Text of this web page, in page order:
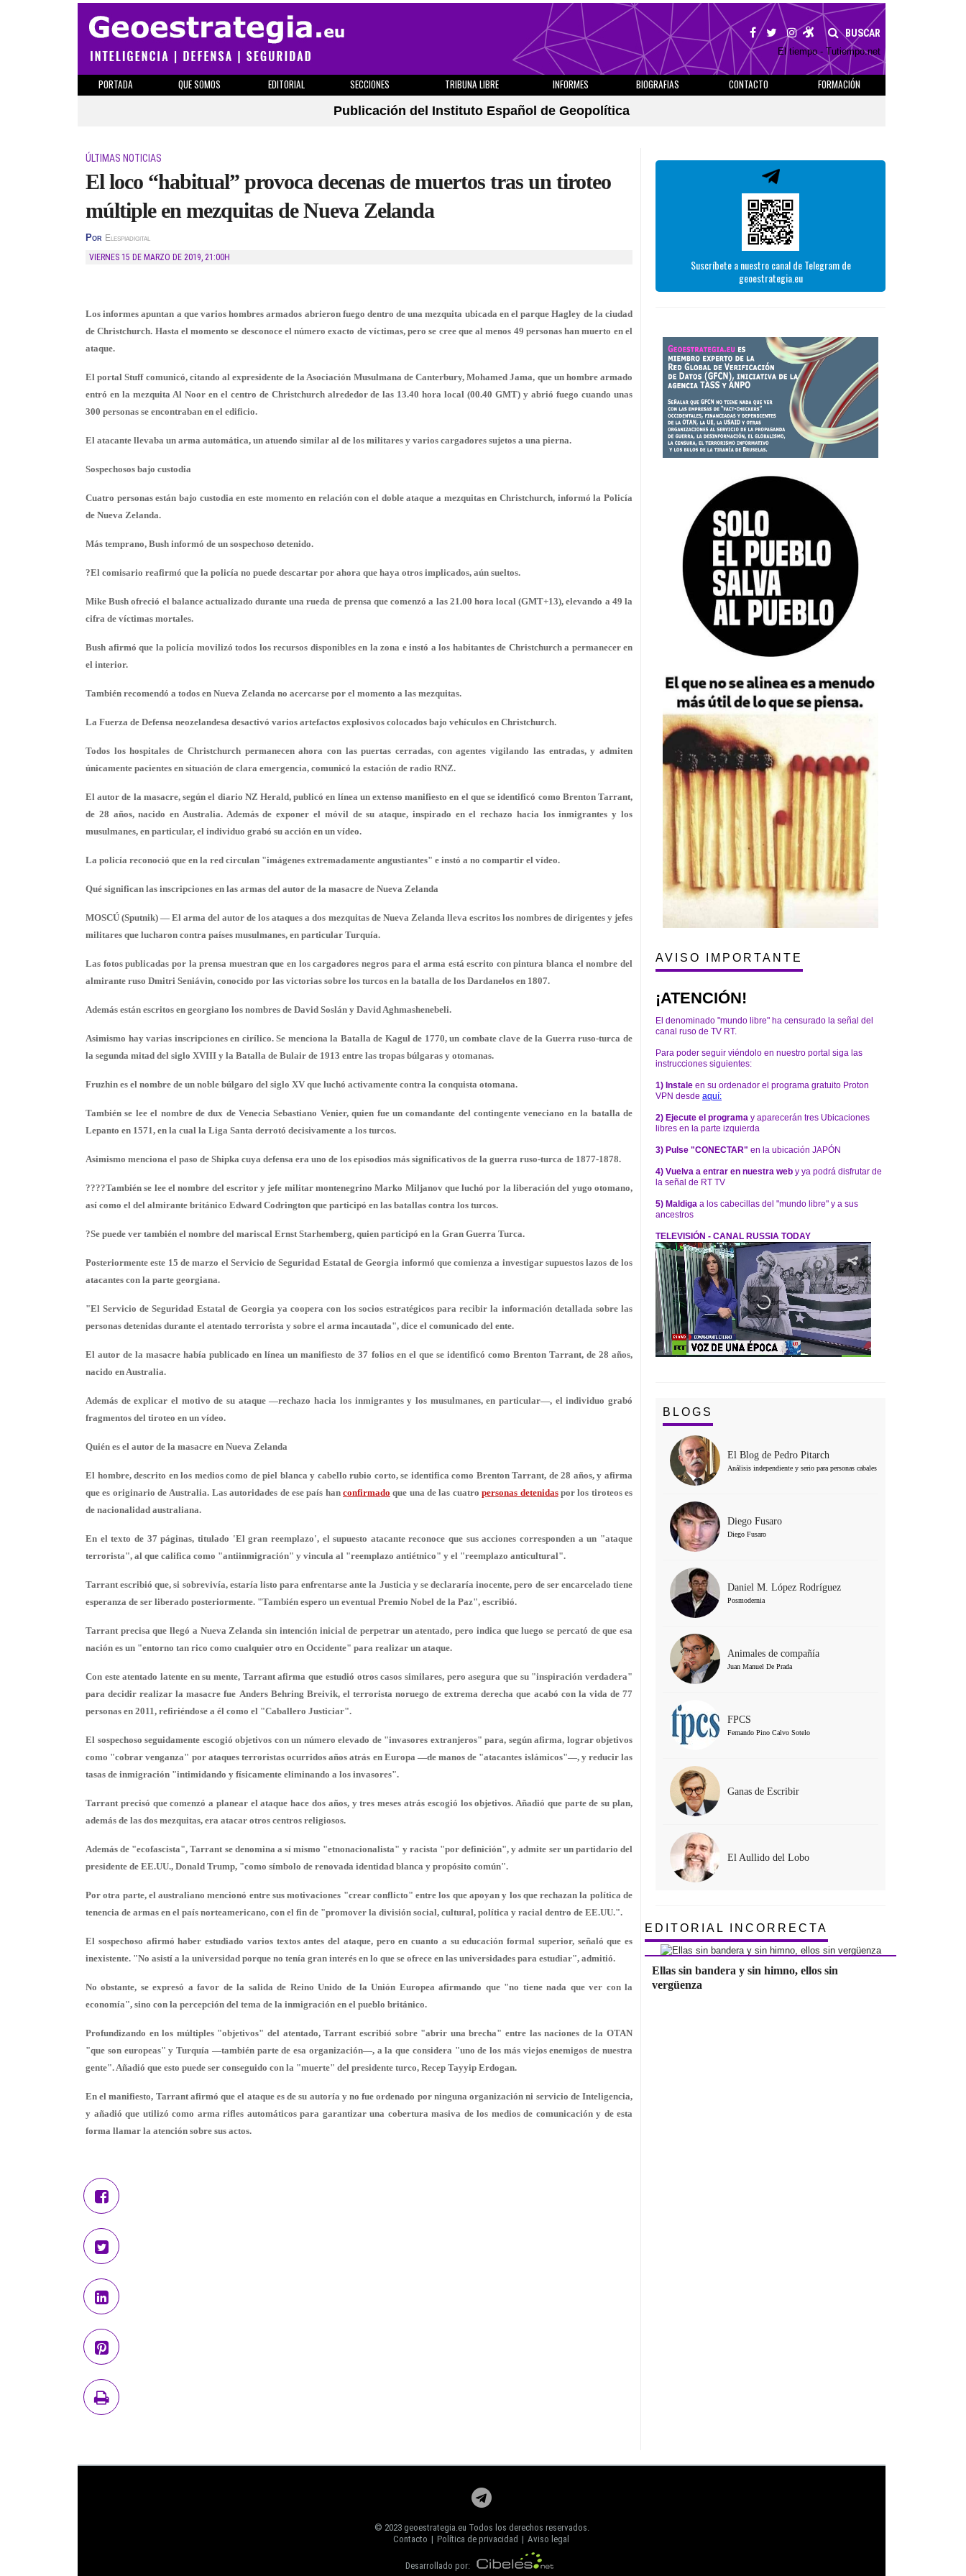
BUSCAR
El tiempo - Tutiempo.net
PORTADA QUE SOMOS EDITORIAL SECCIONES TRIBUNA LIBRE INFORMES BIOGRAFIAS CONTACTO
FORMACIÓN
Publicación del Instituto Español de Geopolítica
ÚLTIMAS NOTICIAS
El loco “habitual” provoca decenas de muertos tras un tiroteo
múltiple en mezquitas de Nueva Zelanda
Por Elespiadigital
VIERNES 15 DE MARZO DE 2019, 21:00H
Los informes apuntan a que varios hombres armados abrieron fuego dentro de una mezquita ubicada en el parque Hagley de la ciudad
de Christchurch. Hasta el momento se desconoce el número exacto de víctimas, pero se cree que al menos 49 personas han muerto en el
ataque.
El portal Stuff comunicó, citando al expresidente de la Asociación Musulmana de Canterbury, Mohamed Jama, que un hombre armado
entró en la mezquita Al Noor en el centro de Christchurch alrededor de las 13.40 hora local (00.40 GMT) y abrió fuego cuando unas
300 personas se encontraban en el edificio.
El atacante llevaba un arma automática, un atuendo similar al de los militares y varios cargadores sujetos a una pierna.
Sospechosos bajo custodia
Cuatro personas están bajo custodia en este momento en relación con el doble ataque a mezquitas en Christchurch, informó la Policía
de Nueva Zelanda.
Más temprano, Bush informó de un sospechoso detenido.
?El comisario reafirmó que la policía no puede descartar por ahora que haya otros implicados, aún sueltos.
Mike Bush ofreció el balance actualizado durante una rueda de prensa que comenzó a las 21.00 hora local (GMT+13), elevando a 49 la
cifra de víctimas mortales.
Bush afirmó que la policía movilizó todos los recursos disponibles en la zona e instó a los habitantes de Christchurch a permanecer en
el interior.
También recomendó a todos en Nueva Zelanda no acercarse por el momento a las mezquitas.
La Fuerza de Defensa neozelandesa desactivó varios artefactos explosivos colocados bajo vehículos en Christchurch.
Todos los hospitales de Christchurch permanecen ahora con las puertas cerradas, con agentes vigilando las entradas, y admiten
únicamente pacientes en situación de clara emergencia, comunicó la estación de radio RNZ.
El autor de la masacre, según el diario NZ Herald, publicó en línea un extenso manifiesto en el que se identificó como Brenton Tarrant,
de 28 años, nacido en Australia. Además de exponer el móvil de su ataque, inspirado en el rechazo hacia los inmigrantes y los
musulmanes, en particular, el individuo grabó su acción en un vídeo.
La policía reconoció que en la red circulan "imágenes extremadamente angustiantes" e instó a no compartir el vídeo.
Qué significan las inscripciones en las armas del autor de la masacre de Nueva Zelanda
MOSCÚ (Sputnik) — El arma del autor de los ataques a dos mezquitas de Nueva Zelanda lleva escritos los nombres de dirigentes y jefes
militares que lucharon contra países musulmanes, en particular Turquía.
Las fotos publicadas por la prensa muestran que en los cargadores negros para el arma está escrito con pintura blanca el nombre del
almirante ruso Dmitri Seniávin, conocido por las victorias sobre los turcos en la batalla de los Dardanelos en 1807.
Además están escritos en georgiano los nombres de David Soslán y David Aghmashenebeli.
Asimismo hay varias inscripciones en cirílico. Se menciona la Batalla de Kagul de 1770, un combate clave de la Guerra ruso-turca de
la segunda mitad del siglo XVIII y la Batalla de Bulair de 1913 entre las tropas búlgaras y otomanas.
Fruzhin es el nombre de un noble búlgaro del siglo XV que luchó activamente contra la conquista otomana.
También se lee el nombre de dux de Venecia Sebastiano Venier, quien fue un comandante del contingente veneciano en la batalla de
Lepanto en 1571, en la cual la Liga Santa derrotó decisivamente a los turcos.
Asimismo menciona el paso de Shipka cuya defensa era uno de los episodios más significativos de la guerra ruso-turca de 1877-1878.
????También se lee el nombre del escritor y jefe militar montenegrino Marko Miljanov que luchó por la liberación del yugo otomano,
así como el del almirante británico Edward Codrington que participó en las batallas contra los turcos.
?Se puede ver también el nombre del mariscal Ernst Starhemberg, quien participó en la Gran Guerra Turca.
Posteriormente este 15 de marzo el Servicio de Seguridad Estatal de Georgia informó que comienza a investigar supuestos lazos de los
atacantes con la parte georgiana.
"El Servicio de Seguridad Estatal de Georgia ya coopera con los socios estratégicos para recibir la información detallada sobre las
personas detenidas durante el atentado terrorista y sobre el arma incautada", dice el comunicado del ente.
El autor de la masacre había publicado en línea un manifiesto de 37 folios en el que se identificó como Brenton Tarrant, de 28 años,
nacido en Australia.
Además de explicar el motivo de su ataque —rechazo hacia los inmigrantes y los musulmanes, en particular—, el individuo grabó
fragmentos del tiroteo en un vídeo.
Quién es el autor de la masacre en Nueva Zelanda
El hombre, descrito en los medios como de piel blanca y cabello rubio corto, se identifica como Brenton Tarrant, de 28 años, y afirma
que es originario deAustralia. Las autoridades de ese país hanconfirmado que una de las cuatropersonas detenidaspor los tiroteos es
de nacionalidad australiana.
En el texto de 37 páginas, titulado 'El gran reemplazo', el supuesto atacante reconoce que sus acciones corresponden a un "ataque
terrorista", al que califica como "antiinmigración" y vincula al "reemplazo antiétnico" y el "reemplazo anticultural".
Tarrant escribió que, si sobrevivía, estaría listo para enfrentarse ante la Justicia y sedeclararía inocente, pero de ser encarcelado tiene
esperanza de ser liberado posteriormente. "También espero un eventual Premio Nobel de la Paz", escribió.
Tarrant precisa que llegó a Nueva Zelandasin intención inicialde perpetrar un atentado, pero indica que luego se percató de que esa
nación es un "entorno tan rico como cualquier otro en Occidente" para realizar un ataque.
Con este atentado latente en su mente, Tarrant afirma que estudió otros casos similares, pero asegura que su "inspiración verdadera"
para decidir realizar la masacre fue Anders Behring Breivik, el terrorista noruego de extrema derecha que acabó con la vida de 77
personas en 2011, refiriéndose a él como el "Caballero Justiciar".
El sospechoso seguidamente escogió objetivos con un número elevado de "invasores extranjeros" para, según afirma, lograr objetivos
como "cobrar venganza" por ataques terroristas ocurridos años atrás en Europa —de manos de "atacantes islámicos"—, y reducir las
tasas de inmigración "intimidando y físicamente eliminando a los invasores".
Tarrant precisó que comenzó a planear el ataque hace dos años, y tres meses atrás escogió los objetivos. Añadió que parte de su plan,
además de las dos mezquitas, era atacar otros centros religiosos.
Además de "ecofascista", Tarrant se denomina a sí mismo "etnonacionalista" y racista "por definición", y admite ser un partidario del
presidente de EE.UU., Donald Trump, "como símbolo de renovada identidad blanca y propósito común".
Por otra parte, el australiano mencionó entre sus motivaciones "crear conflicto" entre los que apoyan y los que rechazan la política de
tenencia de armas en el país norteamericano, con el fin de "promover la división social, cultural, política y racial dentro de EE.UU.".
El sospechoso afirmó haber estudiado varios textos antes del ataque, pero en cuanto a su educación formal superior, señaló que es
inexistente. "No asistí a la universidad porque no tenía gran interés en lo que se ofrece en las universidades para estudiar", admitió.
No obstante, se expresó a favor de la salida de Reino Unido de la Unión Europea afirmando que "no tiene nada que ver con la
economía", sino con la percepción del tema de la inmigración en el pueblo británico.
Profundizando en los múltiples "objetivos" del atentado, Tarrant escribió sobre "abrir una brecha" entre las naciones de la OTAN
"que son europeas" yTurquía —también parte de esa organización—, a la que considera "uno de los más viejos enemigos de nuestra
gente". Añadió que esto puede ser conseguido con la "muerte" del presidente turco, Recep Tayyip Erdogan.
En el manifiesto, Tarrant afirmó que el ataque es de su autoría y no fue ordenado por ninguna organización ni servicio de Inteligencia,
y añadió que utilizó como arma rifles automáticos para garantizar una cobertura masiva de los medios de comunicación y de esta
forma llamar la atención sobre sus actos.
Suscríbete a nuestro canal de Telegram de
geoestrategia.eu
AVISO IMPORTANTE
¡ATENCIÓN!
El denominado "mundo libre" ha censurado la señal del
canal ruso de TV RT.
Para poder seguir viéndolo en nuestro portal siga las
instrucciones siguientes:
1) Instale en su ordenador el programa gratuito Proton
VPN desde aquí:
2) Ejecute el programa y aparecerán tres Ubicaciones
libres en la parte izquierda
3) Pulse "CONECTAR" en la ubicación JAPÓN
4) Vuelva a entrar en nuestra web y ya podrá disfrutar de
la señal de RT TV
5) Maldiga a los cabecillas del "mundo libre" y a sus
ancestros
TELEVISIÓN - CANAL RUSSIA TODAY
BLOGS
El Blog de Pedro Pitarch
Análisis independiente y serio para personas cabales
Diego Fusaro
Diego Fusaro
Daniel M. López Rodríguez
Posmodernia
Animales de compañía
Juan Manuel De Prada
FPCS
Fernando Pino Calvo Sotelo
Ganas de Escribir
El Aullido del Lobo
EDITORIAL INCORRECTA
Ellas sin bandera y sin himno, ellos sin
vergüenza
© 2023 geoestrategia.eu Todos los derechos reservados.
Contacto | Política de privacidad | Aviso legal
Desarrollado por: